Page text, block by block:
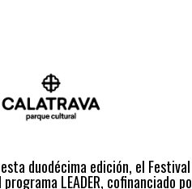
esta duodécima edición, el
programa LEADER, cofinanciado